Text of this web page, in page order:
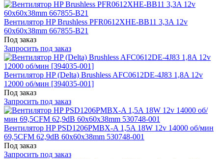
Вентилятор HP Brushless PFR0612XHE-BB11 3,3A 12v
60x60x38mm 667855-B21
Под заказ
Запросить под заказ
Вентилятор HP (Delta) Brushless AFC0612DE-4J83 1,8A 12v
12000 об/мин [394035-001]
Под заказ
Запросить под заказ
Вентилятор HP PSD1206PMBX-A 1,5A 18W 12v 14000 об/мин
69,5CFM 62,9dB 60x60x38mm 530748-001
Под заказ
Запросить под заказ